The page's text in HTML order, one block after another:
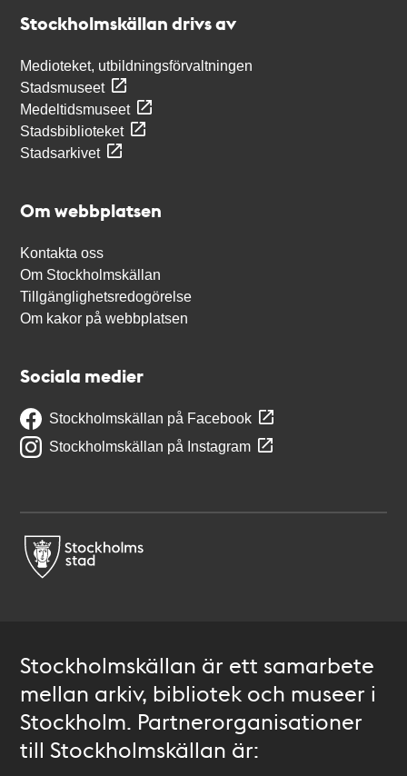
Stockholmskällan drivs av
Medioteket, utbildningsförvaltningen
Stadsmuseet
Medeltidsmuseet
Stadsbiblioteket
Stadsarkivet
Om webbplatsen
Kontakta oss
Om Stockholmskällan
Tillgänglighetsredogörelse
Om kakor på webbplatsen
Sociala medier
Stockholmskällan på Facebook
Stockholmskällan på Instagram
Stockholmskällan är ett samarbete
mellan arkiv, bibliotek och museer i
Stockholm. Partnerorganisationer
till Stockholmskällan är: